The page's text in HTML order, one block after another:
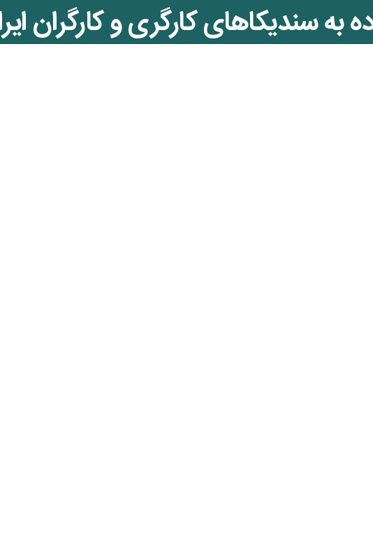
به سندیکاهای کارگری و کارگران